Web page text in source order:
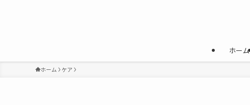
ホーム
ホーム ケア